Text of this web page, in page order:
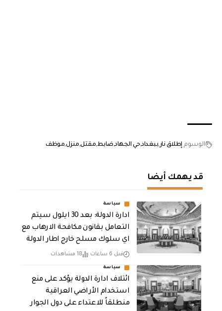
الوسوم إطلاق نارببغدادحي الجهاد ضابطمقتل منزلموظف
قد يهمك أيضا
سياسة
ادارة الدولة: بعد 30 ايلول سيتم
التعامل بقانون مكافحة الارهاب مع
اي سلوك مسلح خارج اطار الدولة
قبل 6 ساعات 18 مشاهدات
سياسة
ائتلاف ادارة الدولة يؤكد على منع
استخدام الأراضي العراقية
منطلقاً للاعتداء على دول الجوار